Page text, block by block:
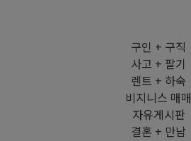
구인 + 구직
사고 + 팔기
렌트 + 하숙
비지니스 매매
자유게시판
결혼 + 만남